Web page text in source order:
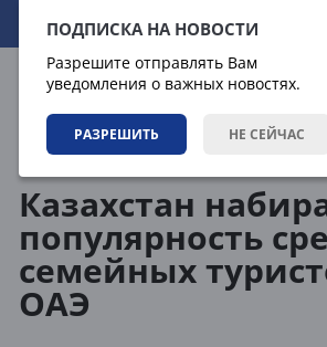
ПОДПИСКА НА НОВОСТИ
Разрешите отправлять Вам
уведомления о важных новостях.
РАЗРЕШИТЬ НЕ СЕЙЧАС
06.08.2026 08:37:47
Казахстан
популярность
семейных
ОАЭ